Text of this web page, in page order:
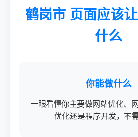
鹤岗市 页面应该
什么
你能做什么
一眼看懂你主要做网站优化、
优化还是程序开发，不需